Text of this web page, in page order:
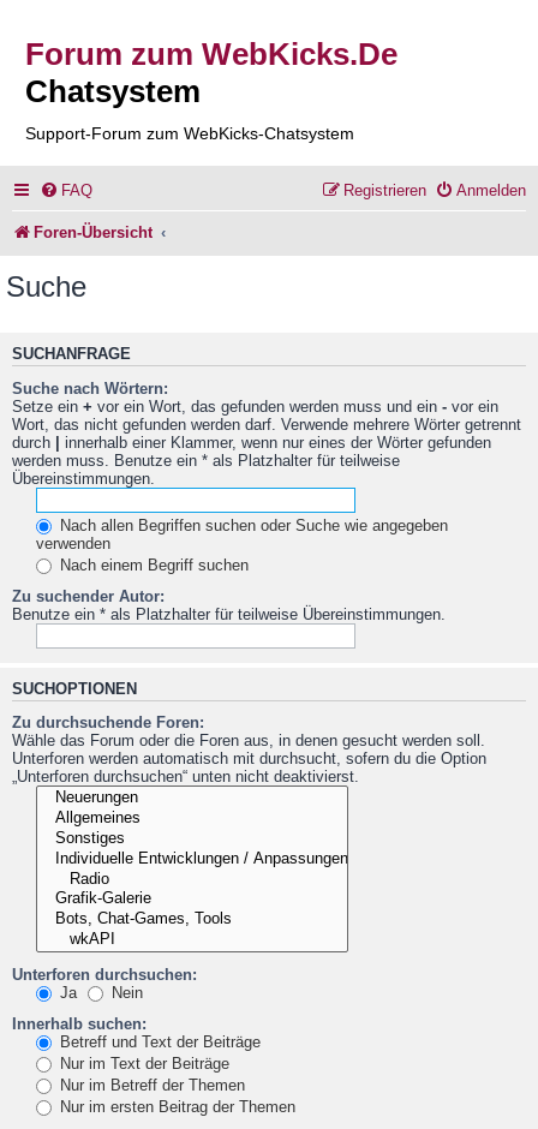
Forum zum WebKicks.De
Chatsystem
Support-Forum zum WebKicks-Chatsystem
FAQ Anmelden
Registrieren
Foren-Übersicht
Suche
SUCHANFRAGE
Suche nach Wörtern:
Setze ein + vor ein Wort, das gefunden werden muss und ein - vor ein
Wort, das nicht gefunden werden darf. Verwende mehrere Wörter getrennt
durch | innerhalb einer Klammer, wenn nur eines der Wörter gefunden
werden muss. Benutze ein * als Platzhalter für teilweise
Übereinstimmungen.
Nach allen Begriffen suchen oder Suche wie angegeben
verwenden
Nach einem Begriff suchen
Zu suchender Autor:
Benutze ein * als Platzhalter für teilweise Übereinstimmungen.
SUCHOPTIONEN
Zu durchsuchende Foren:
Wähle das Forum oder die Foren aus, in denen gesucht werden soll.
Unterforen werden automatisch mit durchsucht, sofern du die Option
„Unterforen durchsuchen“ unten nicht deaktivierst.
Unterforen durchsuchen:
Ja
Nein
Innerhalb suchen:
Betreff und Text der Beiträge
Nur im Text der Beiträge
Nur im Betreff der Themen
Nur im ersten Beitrag der Themen